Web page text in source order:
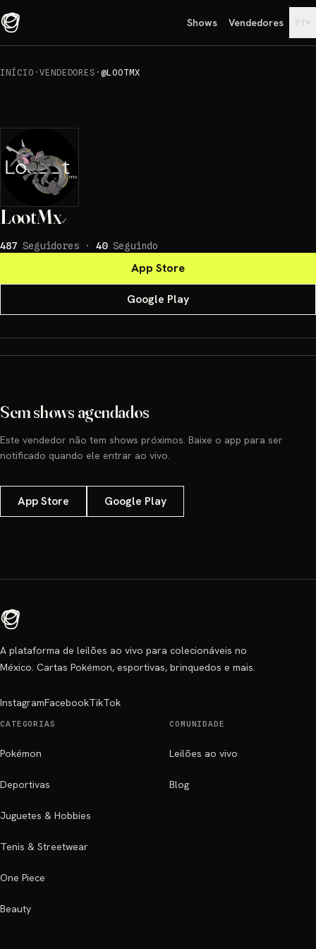
Shows Vendedores PT▾
INÍCIO · VENDEDORES ·@LOOTMX
LootMx✓
487 Seguidores · 40 Seguindo
App Store
Google Play
Sem shows agendados
Este vendedor não tem shows próximos. Baixe o app para ser
notificado quando ele entrar ao vivo.
App Store Google Play
A plataforma de leilões ao vivo para colecionáveis no
México. Cartas Pokémon, esportivas, brinquedos e mais.
InstagramFacebookTikTok
CATEGORIAS
Pokémon
Deportivas
Juguetes & Hobbies
Tenis & Streetwear
One Piece
Beauty
COMUNIDADE
Leilões ao vivo
Blog